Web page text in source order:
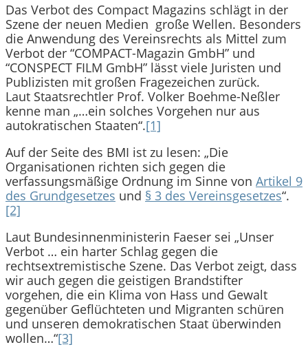
Das Verbot des Compact Magazins schlägt in der
Szene der neuen Medien große Wellen. Besonders
die Anwendung des Vereinsrechts als Mittel zum
Verbot der “COMPACT-Magazin GmbH” und
“CONSPECT FILM GmbH” lässt viele Juristen und
Publizisten mit großen Fragezeichen zurück.
Laut Staatsrechtler Prof. Volker Boehme-Neßler
kenne man „…ein solches Vorgehen nur aus
autokratischen Staaten“.[1]
Auf der Seite des BMI ist zu lesen: „Die
Organisationen richten sich gegen die
verfassungsmäßige Ordnung im Sinne von Artikel 9
des Grundgesetzes und § 3 des Vereinsgesetzes“.
[2]
Laut Bundesinnenministerin Faeser sei „Unser
Verbot … ein harter Schlag gegen die
rechtsextremistische Szene. Das Verbot zeigt, dass
wir auch gegen die geistigen Brandstifter
vorgehen, die ein Klima von Hass und Gewalt
gegenüber Geflüchteten und Migranten schüren
und unseren demokratischen Staat überwinden
wollen…“[3]